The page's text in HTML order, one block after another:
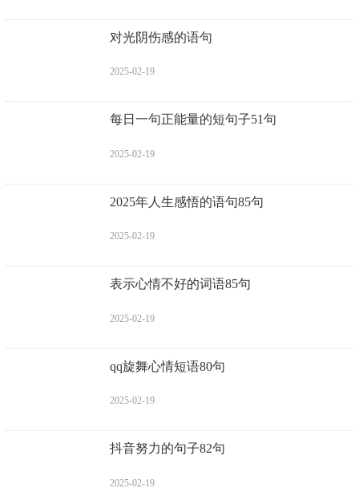
对光阴伤感的语句
2025-02-19
每日一句正能量的短句子51句
2025-02-19
2025年人生感悟的语句85句
2025-02-19
表示心情不好的词语85句
2025-02-19
qq旋舞心情短语80句
2025-02-19
抖音努力的句子82句
2025-02-19